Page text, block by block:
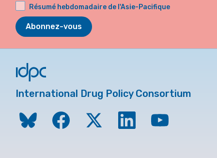
Résumé hebdomadaire de l'Asie-Pacifique
Abonnez-vous
International Drug Policy Consortium